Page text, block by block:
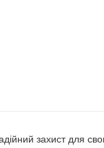
захист для